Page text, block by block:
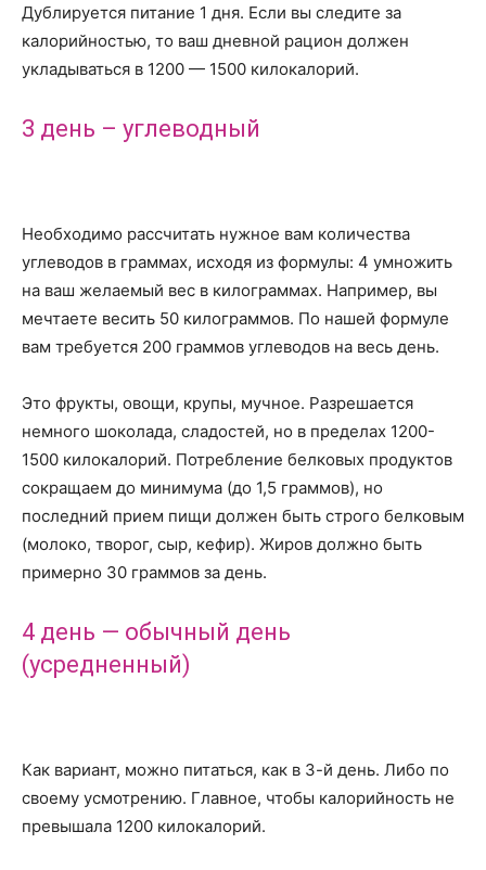
Дублируется питание 1 дня. Если вы следите за
калорийностью, то ваш дневной рацион должен
укладываться в 1200 — 1500 килокалорий.
3 день – углеводный
Необходимо рассчитать нужное вам количества
углеводов в граммах, исходя из формулы: 4 умножить
на ваш желаемый вес в килограммах. Например, вы
мечтаете весить 50 килограммов. По нашей формуле
вам требуется 200 граммов углеводов на весь день.
Это фрукты, овощи, крупы, мучное. Разрешается
немного шоколада, сладостей, но в пределах 1200-
1500 килокалорий. Потребление белковых продуктов
сокращаем до минимума (до 1,5 граммов), но
последний прием пищи должен быть строго белковым
(молоко, творог, сыр, кефир). Жиров должно быть
примерно 30 граммов за день.
4 день — обычный день
(усредненный)
Как вариант, можно питаться, как в 3-й день. Либо по
своему усмотрению. Главное, чтобы калорийность не
превышала 1200 килокалорий.